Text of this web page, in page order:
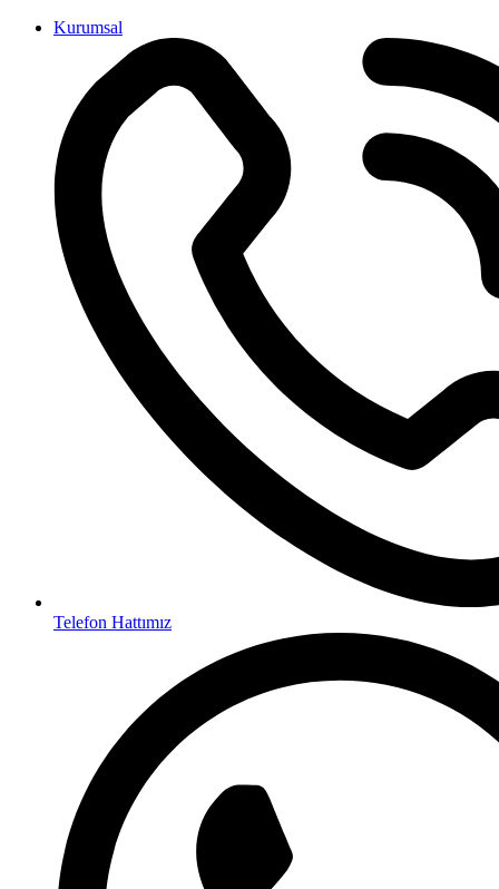
İçeriğeKurumsal
Telefon Hattımız